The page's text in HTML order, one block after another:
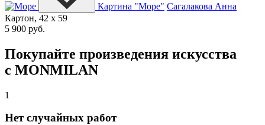
Картина "Море" Сагалакова Анна
Картон, 42 x 59
5 900 руб.
Покупайте произведения искусства
с MONMILAN
1
Нет случайных работ